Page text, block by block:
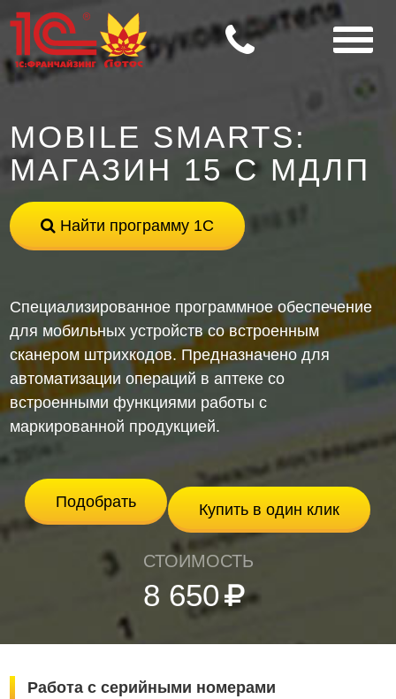
MOBILE SMARTS:
МАГАЗИН 15 С МДЛП
Найти программу 1С
Специализированное программное обеспечение
для мобильных устройств со встроенным
сканером штрихкодов. Предназначено для
автоматизации операций в аптеке со
встроенными функциями работы с
маркированной продукцией.
Подобрать Купить в один клик
СТОИМОСТЬ
8 650
Работа с серийными номерами